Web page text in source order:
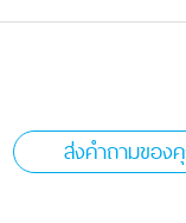
ส่งคำถามของ